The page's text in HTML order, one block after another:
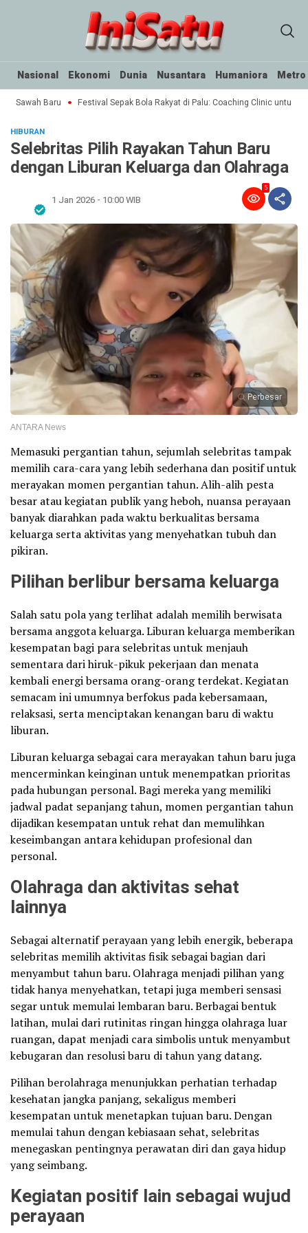
Nasional Ekonomi Dunia Nusantara Humaniora Metro
Sawah Baru Festival Sepak Bola Rakyat di Palu: Coaching Clinic untuk SSB
HIBURAN
Selebritas Pilih Rayakan Tahun Baru
dengan Liburan Keluarga dan Olahraga
1 Jan 2026 - 10:00 WIB
5
Perbesar
ANTARA News
Memasuki pergantian tahun, sejumlah selebritas tampak
memilih cara-cara yang lebih sederhana dan positif untuk
merayakan momen pergantian tahun. Alih-alih pesta
besar atau kegiatan publik yang heboh, nuansa perayaan
banyak diarahkan pada waktu berkualitas bersama
keluarga serta aktivitas yang menyehatkan tubuh dan
pikiran.
Pilihan berlibur bersama keluarga
Salah satu pola yang terlihat adalah memilih berwisata
bersama anggota keluarga. Liburan keluarga memberikan
kesempatan bagi para selebritas untuk menjauh
sementara dari hiruk-pikuk pekerjaan dan menata
kembali energi bersama orang-orang terdekat. Kegiatan
semacam ini umumnya berfokus pada kebersamaan,
relaksasi, serta menciptakan kenangan baru di waktu
liburan.
Liburan keluarga sebagai cara merayakan tahun baru juga
mencerminkan keinginan untuk menempatkan prioritas
pada hubungan personal. Bagi mereka yang memiliki
jadwal padat sepanjang tahun, momen pergantian tahun
dijadikan kesempatan untuk rehat dan memulihkan
keseimbangan antara kehidupan profesional dan
personal.
Olahraga dan aktivitas sehat
lainnya
Sebagai alternatif perayaan yang lebih energik, beberapa
selebritas memilih aktivitas fisik sebagai bagian dari
menyambut tahun baru. Olahraga menjadi pilihan yang
tidak hanya menyehatkan, tetapi juga memberi sensasi
segar untuk memulai lembaran baru. Berbagai bentuk
latihan, mulai dari rutinitas ringan hingga olahraga luar
ruangan, dapat menjadi cara simbolis untuk menyambut
kebugaran dan resolusi baru di tahun yang datang.
Pilihan berolahraga menunjukkan perhatian terhadap
kesehatan jangka panjang, sekaligus memberi
kesempatan untuk menetapkan tujuan baru. Dengan
memulai tahun dengan kebiasaan sehat, selebritas
menegaskan pentingnya perawatan diri dan gaya hidup
yang seimbang.
Kegiatan positif lain sebagai wujud
perayaan